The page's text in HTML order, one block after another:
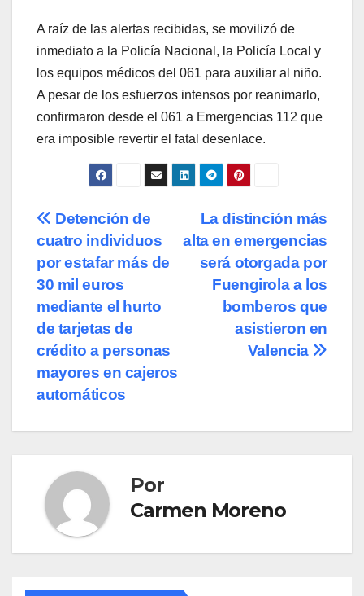
A raíz de las alertas recibidas, se movilizó de
inmediato a la Policía Nacional, la Policía Local y
los equipos médicos del 061 para auxiliar al niño.
A pesar de los esfuerzos intensos por reanimarlo,
confirmaron desde el 061 a Emergencias 112 que
era imposible revertir el fatal desenlace.
Navegación
de
entradas
La distinción más
alta en emergencias
será otorgada por
Fuengirola a los
bomberos que
asistieron en
Valencia
Detención de
cuatro individuos
por estafar más de
30 mil euros
mediante el hurto
de tarjetas de
crédito a personas
mayores en cajeros
automáticos
Por
Carmen Moreno